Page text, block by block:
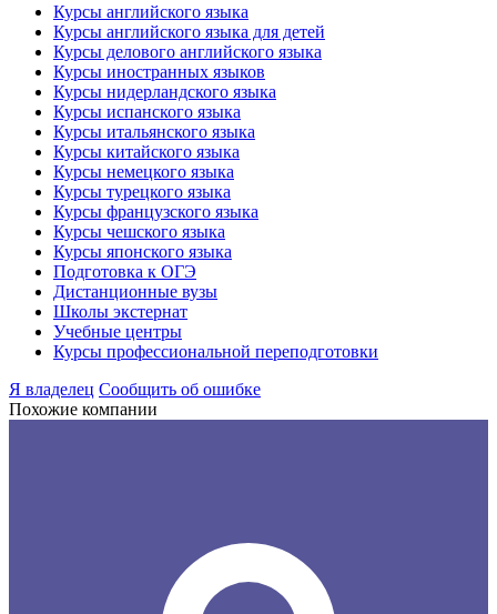
Курсы английского языка
Курсы английского языка для детей
Курсы делового английского языка
Курсы иностранных языков
Курсы нидерландского языка
Курсы испанского языка
Курсы итальянского языка
Курсы китайского языка
Курсы немецкого языка
Курсы турецкого языка
Курсы французского языка
Курсы чешского языка
Курсы японского языка
Подготовка к ОГЭ
Дистанционные вузы
Школы экстернат
Учебные центры
Курсы профессиональной переподготовки
Я владелец Сообщить об ошибке
Похожие компании